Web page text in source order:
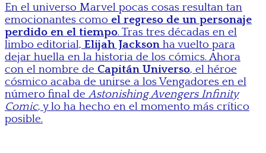
En el universo Marvel pocas cosas resultan tan
emocionantes como el regreso de un personaje
perdido en el tiempo. Tras tres décadas en el
limbo editorial, Elijah Jackson ha vuelto para
dejar huella en la historia de los cómics. Ahora
con el nombre de Capitán Universo, el héroe
cósmico acaba de unirse a los Vengadores en el
número final deAstonishing Avengers Infinity
Comic, y lo ha hecho en el momento más crítico
posible.